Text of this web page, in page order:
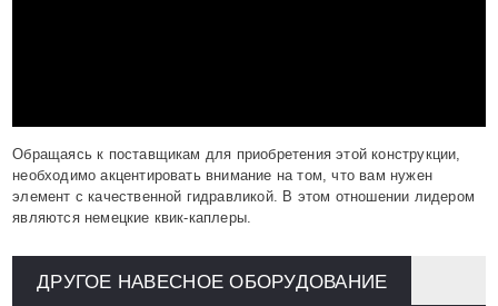
Обращаясь к поставщикам для приобретения этой конструкции,
необходимо акцентировать внимание на том, что вам нужен
элемент с качественной гидравликой. В этом отношении лидером
являются немецкие квик-каплеры.
ДРУГОЕ НАВЕСНОЕ ОБОРУДОВАНИЕ